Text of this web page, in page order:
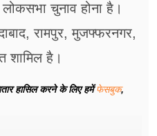
चुनाव होना है।
रामपुर, मुजफ्फरनगर,
शामिल है।
हासिल करने के लिए हमेंफेसबुक,